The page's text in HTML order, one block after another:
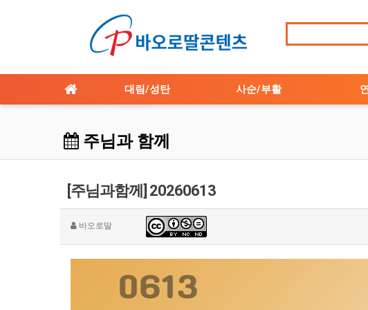
대림/성탄 사순/부활
주님과 함께
[주님과함께] 20260613
바오로딸